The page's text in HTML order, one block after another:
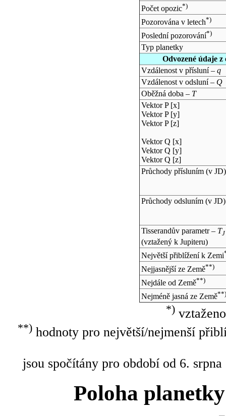
Počet opozic*)
Pozorována v letech*)
Poslední pozorování*)
Typ planetky
Odvozené údaje
Vzdálenost v přísluní – q
Vzdálenost v odsluní – Q
Oběžná doba – T
Vektor P [x]
Vektor P [y]
Vektor P [z]
Vektor Q [x]
Vektor Q [y]
Vektor Q [z]
Průchody přísluním (v JD)
Průchody odsluním (v JD)
Tisserandův parametr – TJ
(vztažený k Jupiteru)
Největší přiblížení k Zemi
Nejjasnější ze Země**)
Nejdále od Země**)
Nejméně jasná ze Země**)
*)
**)hodnoty pro největší/nejmenší
jsou spočítány pro období od 6.
Poloha